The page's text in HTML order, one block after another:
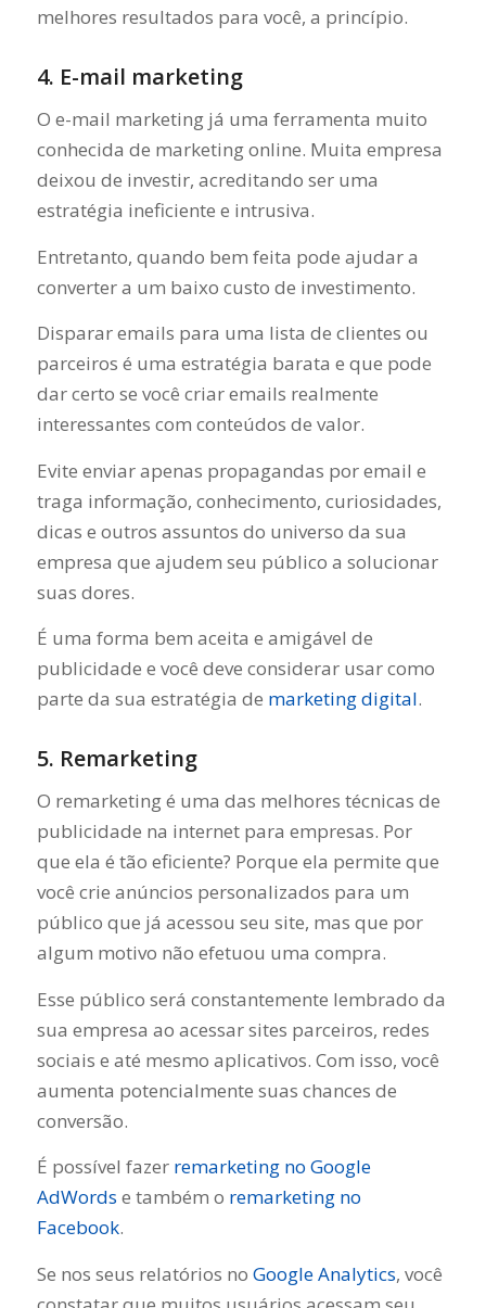
melhores resultados para você, a princípio.
4. E-mail marketing
O e-mail marketing já uma ferramenta muito
conhecida de marketing online. Muita empresa
deixou de investir, acreditando ser uma
estratégia ineficiente e intrusiva.
Entretanto, quando bem feita pode ajudar a
converter a um baixo custo de investimento.
Disparar emails para uma lista de clientes ou
parceiros é uma estratégia barata e que pode
dar certo se você criar emails realmente
interessantes com conteúdos de valor.
Evite enviar apenas propagandas por email e
traga informação, conhecimento, curiosidades,
dicas e outros assuntos do universo da sua
empresa que ajudem seu público a solucionar
suas dores.
É uma forma bem aceita e amigável de
publicidade e você deve considerar usar como
parte da sua estratégia de marketing digital.
5. Remarketing
O remarketing é uma das melhores técnicas de
publicidade na internet para empresas. Por
que ela é tão eficiente? Porque ela permite que
você crie anúncios personalizados para um
público que já acessou seu site, mas que por
algum motivo não efetuou uma compra.
Esse público será constantemente lembrado da
sua empresa ao acessar sites parceiros, redes
sociais e até mesmo aplicativos. Com isso, você
aumenta potencialmente suas chances de
conversão.
É possível fazer remarketing no Google
AdWords e também o remarketing no
Facebook.
Se nos seus relatórios no Google Analytics, você